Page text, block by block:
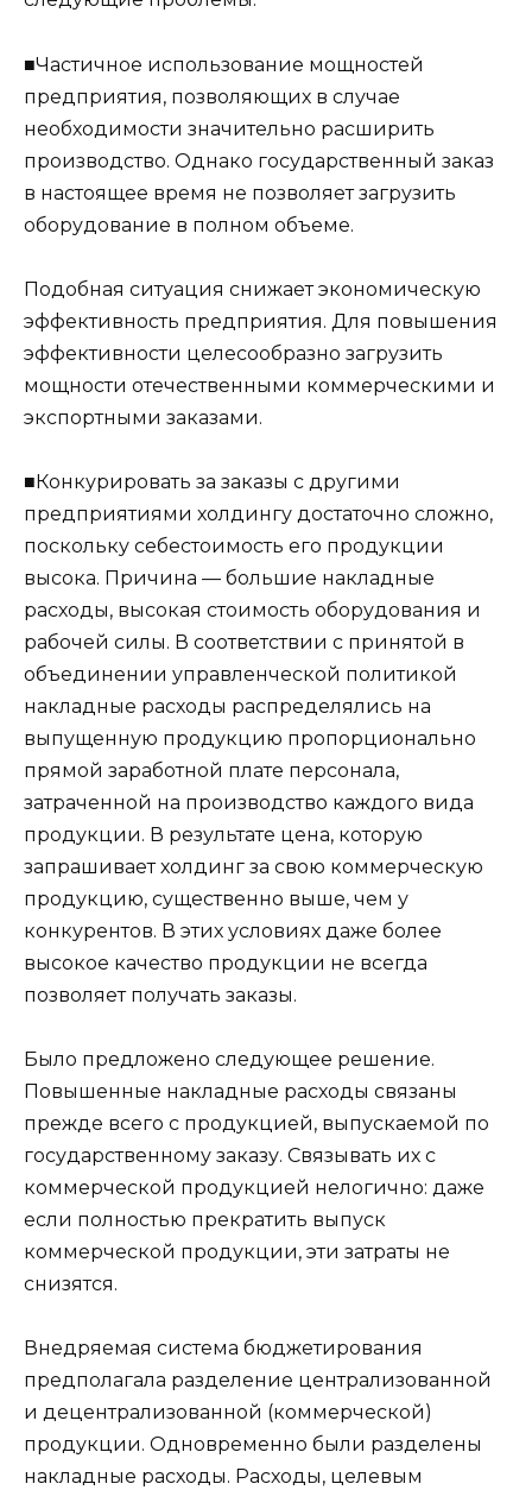
■Частичное использование мощностей
предприятия, позволяющих в случае
необходимости значительно расширить
производство. Однако государственный заказ
в настоящее время не позволяет загрузить
оборудование в полном объеме.
Подобная ситуация снижает экономическую
эффективность предприятия. Для повышения
эффективности целесообразно загрузить
мощности отечественными коммерческими и
экспортными заказами.
■Конкурировать за заказы с другими
предприятиями холдингу достаточно сложно,
поскольку себестоимость его продукции
высока. Причина — большие накладные
расходы, высокая стоимость оборудования и
рабочей силы. В соответствии с принятой в
объединении управленческой политикой
накладные расходы распределялись на
выпущенную продукцию пропорционально
прямой заработной плате персонала,
затраченной на производство каждого вида
продукции. В результате цена, которую
запрашивает холдинг за свою коммерческую
продукцию, существенно выше, чем у
конкурентов. В этих условиях даже более
высокое качество продукции не всегда
позволяет получать заказы.
Было предложено следующее решение.
Повышенные накладные расходы связаны
прежде всего с продукцией, выпускаемой по
государственному заказу. Связывать их с
коммерческой продукцией нелогично: даже
если полностью прекратить выпуск
коммерческой продукции, эти затраты не
снизятся.
Внедряемая система бюджетирования
предполагала разделение централизованной
и децентрализованной (коммерческой)
продукции. Одновременно были разделены
накладные расходы. Расходы, целевым